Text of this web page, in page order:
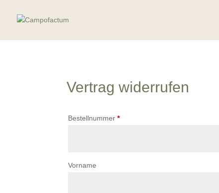
Vertrag widerrufen
Bestellnummer*erforderlich
Vorname
Page URI *erforderlich